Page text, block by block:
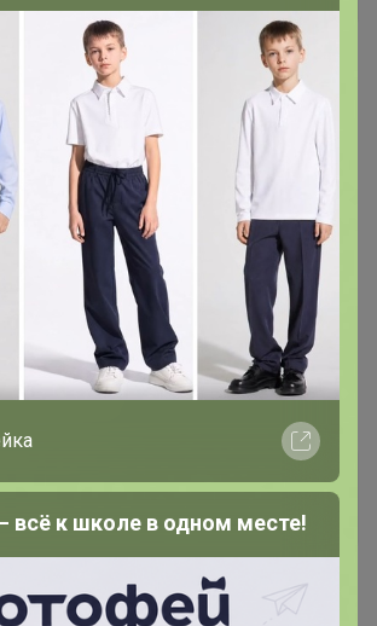
какую тряпочку лучше
натяжных потолков?
пошепчемся в лс ;)
МАКСИМАЛЬНО В РАЗБОРЫ ВРЕМЯ
УСПЕТЬ РАЗОБРАТЬ И ОТПРАВИТЬ )
в магистры
всё к школе в одном месте!